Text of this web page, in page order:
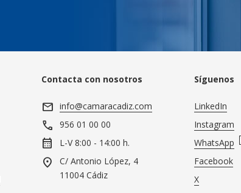
Contacta con nosotros
mail info@camaracadiz.com
call 956 01 00 00
calendar_month L-V 8:00 - 14:00 h.
location_on
C/ Antonio López, 4
11004 Cádiz
Síguenos
LinkedIn
Instagram
WhatsApp
Facebook
X